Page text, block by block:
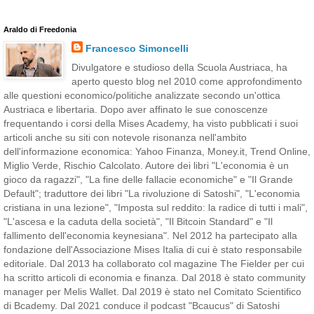
Araldo di Freedonia
Francesco Simoncelli
Divulgatore e studioso della Scuola Austriaca, ha
aperto questo blog nel 2010 come approfondimento
alle questioni economico/politiche analizzate secondo un'ottica
Austriaca e libertaria. Dopo aver affinato le sue conoscenze
frequentando i corsi della Mises Academy, ha visto pubblicati i suoi
articoli anche su siti con notevole risonanza nell'ambito
dell'informazione economica: Yahoo Finanza, Money.it, Trend Online,
Miglio Verde, Rischio Calcolato. Autore dei libri "L'economia è un
gioco da ragazzi", "La fine delle fallacie economiche" e "Il Grande
Default"; traduttore dei libri "La rivoluzione di Satoshi", "L'economia
cristiana in una lezione", "Imposta sul reddito: la radice di tutti i mali",
"L'ascesa e la caduta della società", "Il Bitcoin Standard" e "Il
fallimento dell'economia keynesiana". Nel 2012 ha partecipato alla
fondazione dell'Associazione Mises Italia di cui è stato responsabile
editoriale. Dal 2013 ha collaborato col magazine The Fielder per cui
ha scritto articoli di economia e finanza. Dal 2018 è stato community
manager per Melis Wallet. Dal 2019 è stato nel Comitato Scientifico
di Bcademy. Dal 2021 conduce il podcast "Bcaucus" di Satoshi